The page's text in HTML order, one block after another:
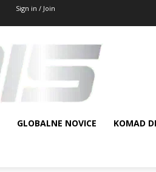
Sign in / Join
GLOBALNE NOVICE KOMAD